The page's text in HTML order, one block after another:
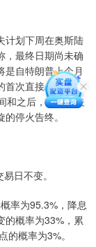
计划下周在奥斯陆
，最终日期尚未确
是自特朗普上个月
首次直接会谈。消
和之后，威特科夫
停火告终。
日不变。
率为95.3%，降息
的概率为33%，累
概率为3%。